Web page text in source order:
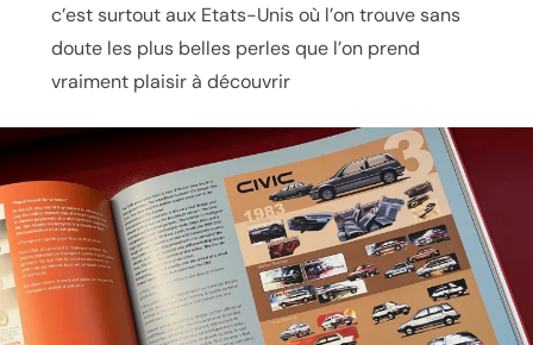
c’est surtout aux Etats-Unis où l’on trouve sans
doute les plus belles perles que l’on prend
vraiment plaisir à découvrir